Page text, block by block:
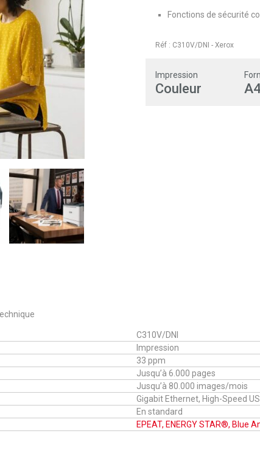
Fonctions de sécurité
Réf : C310V/DNI - Xerox
Impression
Couleur
C310V/DNI
Impression
33 ppm
Jusqu’à 6.000 pages
Jusqu’à 80.000 images/mois
Gigabit Ethernet, High-Speed
En standard
EPEAT, ENERGY STAR®, Blue